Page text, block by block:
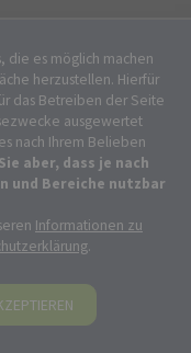
die es möglich machen
herzustellen. Hierfür
das Betreiben der Seite
ausgewertet
nach Ihrem Belieben
aber, dass je nach
und Bereiche nutzbar
Informationen zu
.